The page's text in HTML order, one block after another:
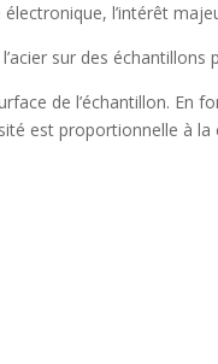
l’intérêt
sur des échantillons
de l’échantillon. En
est proportionnelle à